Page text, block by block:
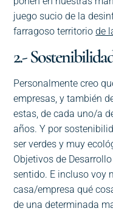
juego sucio de la
farragoso territoriode
2.-
Personalmente creo
empresas, y también
estas, de cada uno/a
años. Y por
ser verdes y muy
Objetivos de
sentido. E incluso voy
casa/empresa qué
de una determinada